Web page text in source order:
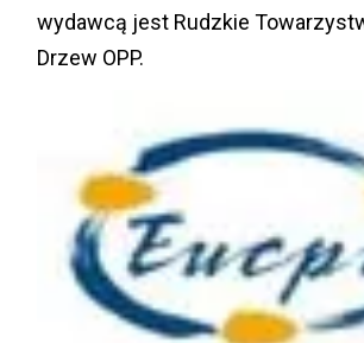
wydawcą jest Rudzkie
Drzew OPP.